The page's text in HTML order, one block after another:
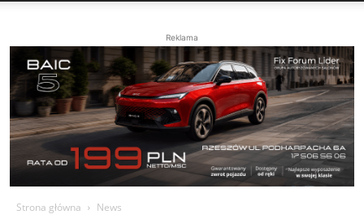
Reklama
Strona główna News